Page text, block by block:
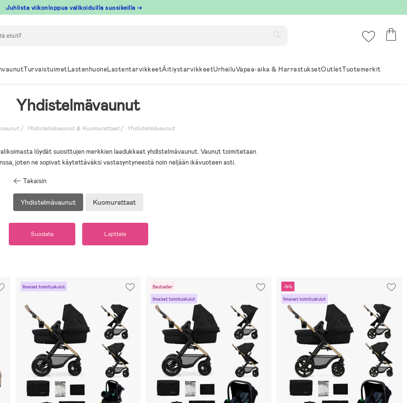
Juhlista viikonloppua valikoiduilla suosikeilla →
TurvaistuimetLastenhuoneLastentarvikkeetÄitiystarvikkeetUrheiluVapaa-aika & HarrastuksetOutletTuotemerkit
Yhdistelmävaunut
Yhdistelmävaunut & Kuomurattaat Yhdistelmävaunut
löydät suosittujen merkkien laadukkaat yhdistelmävaunut. Vaunut toimitetaan
joten ne sopivat käytettäväksi vastasyntyneestä noin neljään ikävuoteen asti.
Takaisin
Yhdistelmävaunut Kuomurattaat
Suodata Lajittele
Ilmaiset toimituskulut Bestseller
Ilmaiset toimituskulut
-14%
Ilmaiset toimituskulut